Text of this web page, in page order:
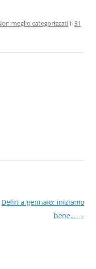
meglio categorizzati il31
Deliri a gennaio: iniziamo
bene… →